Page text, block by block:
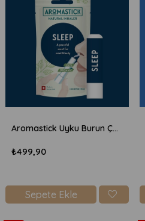
Aromastick Uyku Burun Çubuğu
₺499,90
Sepete Ekle